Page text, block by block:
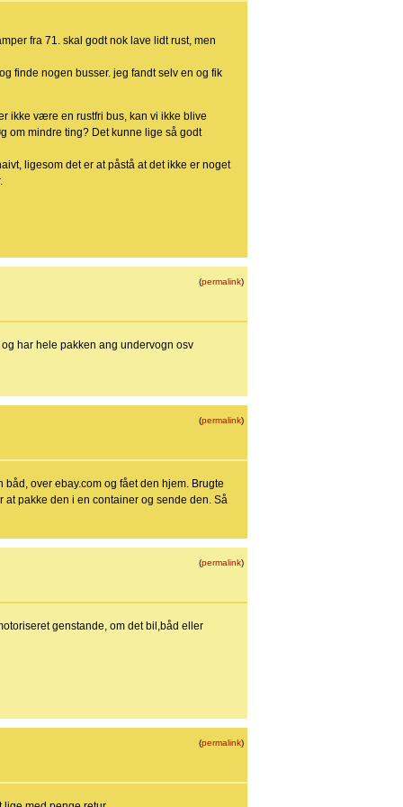
fra 71. skal godt nok lave lidt rust, men
finde nogen busser. jeg fandt selv en og fik
ikke være en rustfri bus, kan vi ikke blive
om mindre ting? Det kunne lige så godt
ligesom det er at påstå at det ikke er noget
(permalink)
har hele pakken ang undervogn osv
(permalink)
over ebay.com og fået den hjem. Brugte
pakke den i en container og sende den. Så
(permalink)
genstande, om det bil,båd eller
(permalink)